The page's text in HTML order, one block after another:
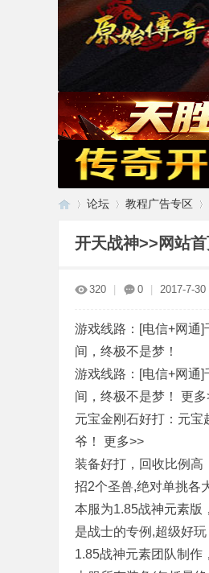
论坛 教程广告专区
开天战神>>网站
320 0 2017-7-
游戏线路：[电信+网通
间，终极不是梦！
游戏线路：[电信+网通
间，终极不是梦！ 更多
元宝金刚石好打：元宝
爷！ 更多>>
装备好打，回收比例高
招2个圣兽,绝对单挑各
本服为1.85战神元素版
是战士的专例,超级好
1.85战神元素团队制作